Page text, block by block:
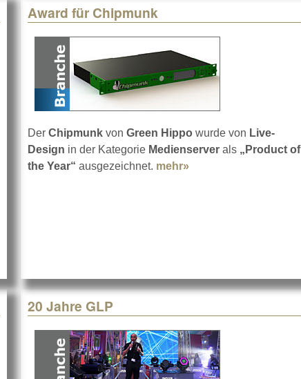
Bilanz
Award für Chipmunk
Der Chipmunk von Green Hippo wurde von Live-
Design in der Kategorie Medienserver als „Product of
the Year“ ausgezeichnet. mehr»
20 Jahre GLP